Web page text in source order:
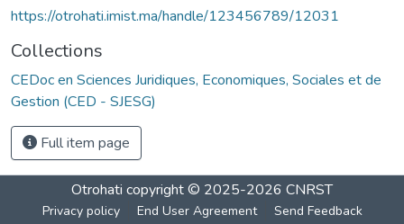
https://otrohati.imist.ma/handle/123456789/12031
Collections
CEDoc en Sciences Juridiques, Economiques, Sociales et de
Gestion (CED - SJESG)
Full item page
Otrohati copyright © 2025-2026 CNRST
Privacy policy End User Agreement Send Feedback